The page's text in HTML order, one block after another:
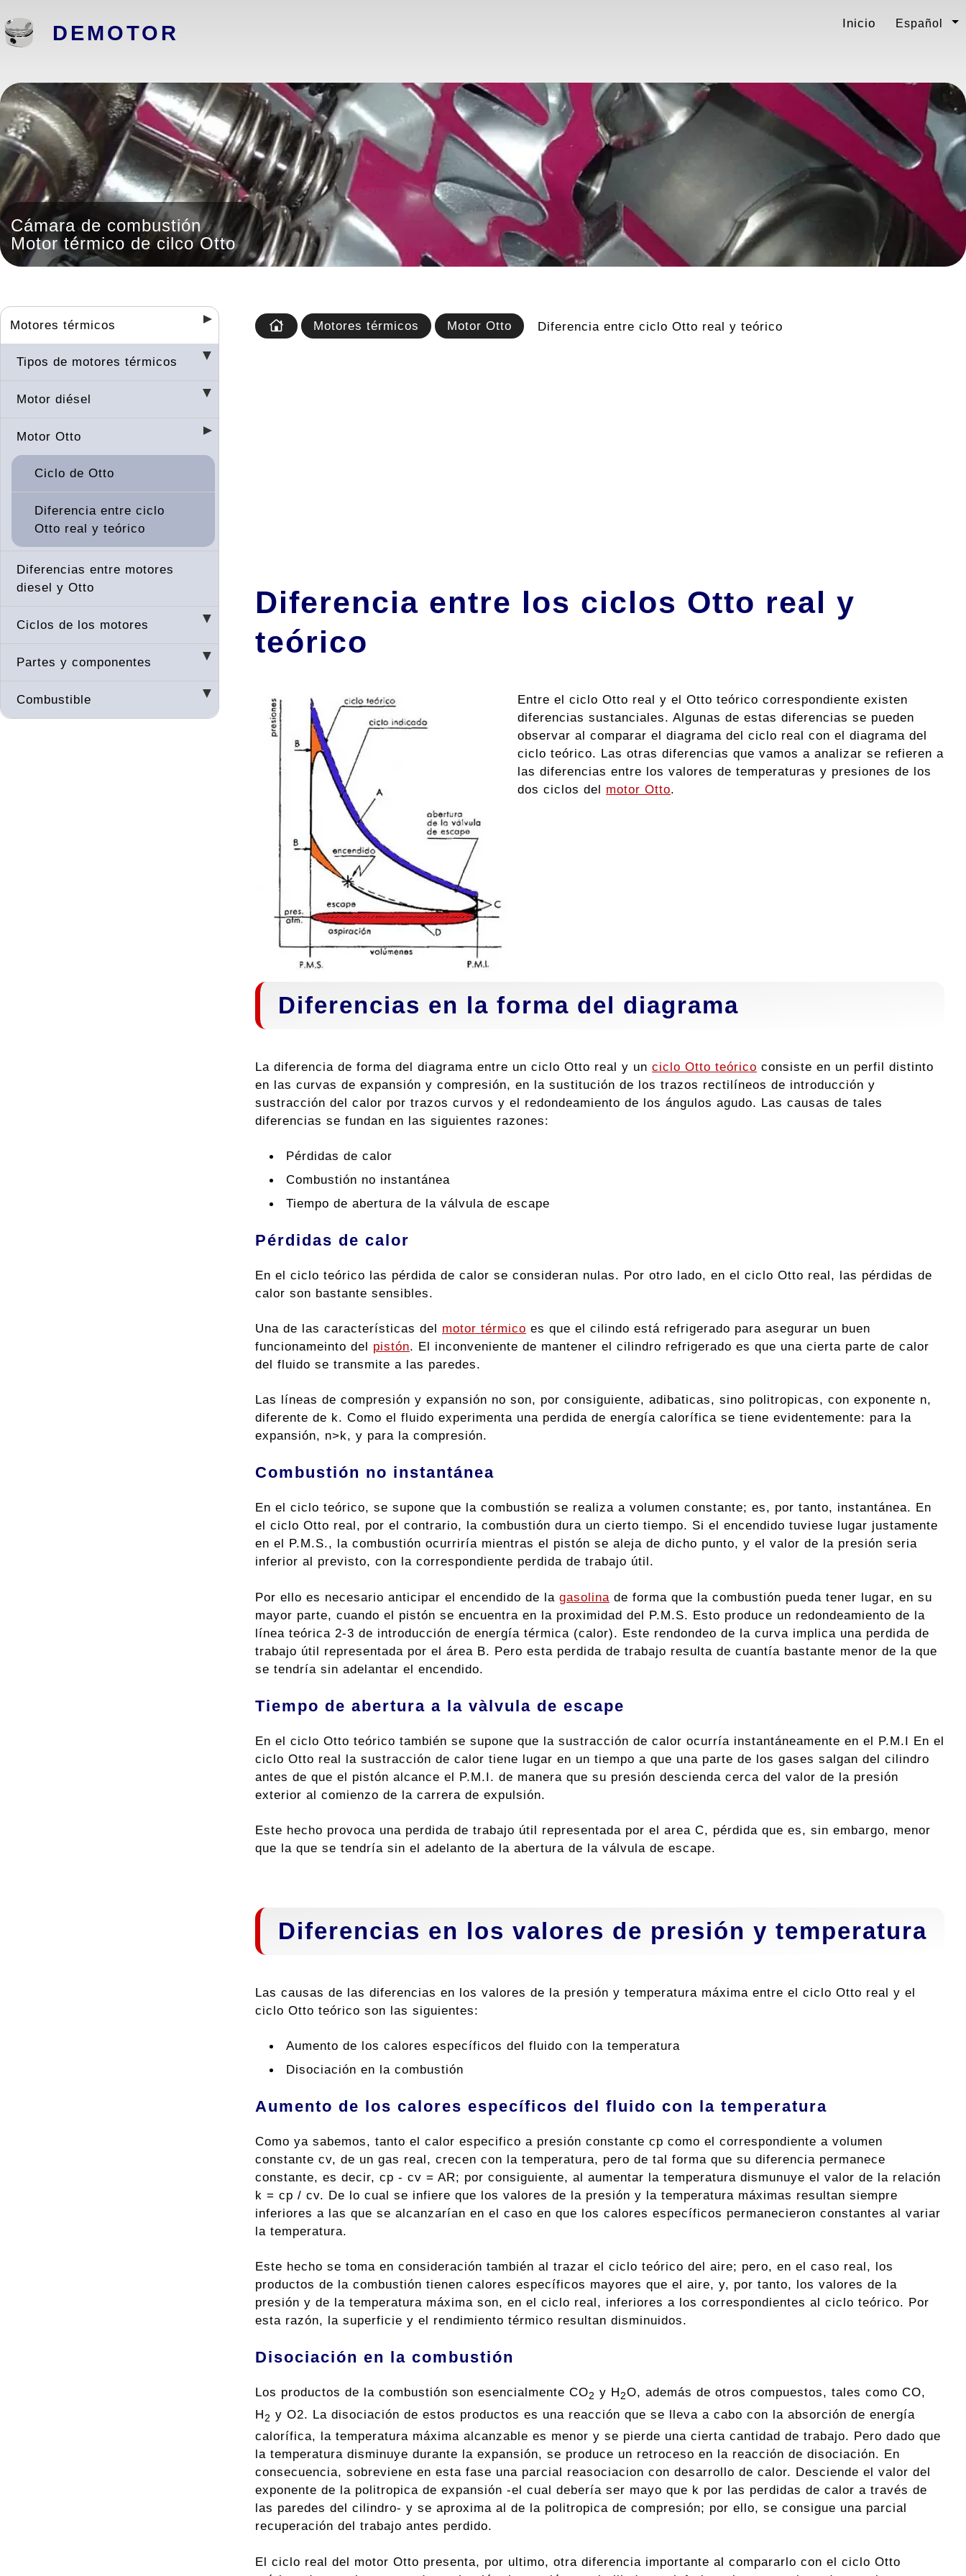
DEMOTOR Inicio Español
Cámara de combustión
Motor térmico de cilco Otto
Motores térmicos
Tipos de motores térmicos
Motor diésel
Motor Otto
Ciclo de Otto
Diferencia entre ciclo
Otto real y teórico
Diferencias entre motores
diesel y Otto
Ciclos de los motores
Partes y componentes
Combustible
Motores térmicos Motor Otto Diferencia entre ciclo Otto real y teórico
Diferencia entre los ciclos Otto real y
teórico
Entre el ciclo Otto real y el Otto teórico correspondiente existen
diferencias sustanciales. Algunas de estas diferencias se pueden
observar al comparar el diagrama del ciclo real con el diagrama del
ciclo teórico. Las otras diferencias que vamos a analizar se refieren a
las diferencias entre los valores de temperaturas y presiones de los
dos ciclos del motor Otto.
Diferencias en la forma del diagrama
La diferencia de forma del diagrama entre un ciclo Otto real y un ciclo Otto teórico consiste en un perfil distinto
en las curvas de expansión y compresión, en la sustitución de los trazos rectilíneos de introducción y
sustracción del calor por trazos curvos y el redondeamiento de los ángulos agudo. Las causas de tales
diferencias se fundan en las siguientes razones:
Pérdidas de calor
Combustión no instantánea
Tiempo de abertura de la válvula de escape
Pérdidas de calor
En el ciclo teórico las pérdida de calor se consideran nulas. Por otro lado, en el ciclo Otto real, las pérdidas de
calor son bastante sensibles.
Una de las características del motor térmico es que el cilindo está refrigerado para asegurar un buen
funcionameinto del pistón. El inconveniente de mantener el cilindro refrigerado es que una cierta parte de calor
del fluido se transmite a las paredes.
Las líneas de compresión y expansión no son, por consiguiente, adibaticas, sino politropicas, con exponente n,
diferente de k. Como el fluido experimenta una perdida de energía calorífica se tiene evidentemente: para la
expansión, n>k, y para la compresión.
Combustión no instantánea
En el ciclo teórico, se supone que la combustión se realiza a volumen constante; es, por tanto, instantánea. En
el ciclo Otto real, por el contrario, la combustión dura un cierto tiempo. Si el encendido tuviese lugar justamente
en el P.M.S., la combustión ocurriría mientras el pistón se aleja de dicho punto, y el valor de la presión seria
inferior al previsto, con la correspondiente perdida de trabajo útil.
Por ello es necesario anticipar el encendido de la gasolina de forma que la combustión pueda tener lugar, en su
mayor parte, cuando el pistón se encuentra en la proximidad del P.M.S. Esto produce un redondeamiento de la
línea teórica 2-3 de introducción de energía térmica (calor). Este rendondeo de la curva implica una perdida de
trabajo útil representada por el área B. Pero esta perdida de trabajo resulta de cuantía bastante menor de la que
se tendría sin adelantar el encendido.
Tiempo de abertura a la vàlvula de escape
En el ciclo Otto teórico también se supone que la sustracción de calor ocurría instantáneamente en el P.M.I En el
ciclo Otto real la sustracción de calor tiene lugar en un tiempo a que una parte de los gases salgan del cilindro
antes de que el pistón alcance el P.M.I. de manera que su presión descienda cerca del valor de la presión
exterior al comienzo de la carrera de expulsión.
Este hecho provoca una perdida de trabajo útil representada por el area C, pérdida que es, sin embargo, menor
que la que se tendría sin el adelanto de la abertura de la válvula de escape.
Diferencias en los valores de presión y temperatura
Las causas de las diferencias en los valores de la presión y temperatura máxima entre el ciclo Otto real y el
ciclo Otto teórico son las siguientes:
Aumento de los calores específicos del fluido con la temperatura
Disociación en la combustión
Aumento de los calores específicos del fluido con la temperatura
Como ya sabemos, tanto el calor especifico a presión constante cp como el correspondiente a volumen
constante cv, de un gas real, crecen con la temperatura, pero de tal forma que su diferencia permanece
constante, es decir, cp - cv = AR; por consiguiente, al aumentar la temperatura dismunuye el valor de la relación
k = cp / cv. De lo cual se infiere que los valores de la presión y la temperatura máximas resultan siempre
inferiores a las que se alcanzarían en el caso en que los calores específicos permanecieron constantes al variar
la temperatura.
Este hecho se toma en consideración también al trazar el ciclo teórico del aire; pero, en el caso real, los
productos de la combustión tienen calores específicos mayores que el aire, y, por tanto, los valores de la
presión y de la temperatura máxima son, en el ciclo real, inferiores a los correspondientes al ciclo teórico. Por
esta razón, la superficie y el rendimiento térmico resultan disminuidos.
Disociación en la combustión
Los productos de la combustión son esencialmente CO2 y H2O, además de otros compuestos, tales como CO,
H2 y O2. La disociación de estos productos es una reacción que se lleva a cabo con la absorción de energía
calorífica, la temperatura máxima alcanzable es menor y se pierde una cierta cantidad de trabajo. Pero dado que
la temperatura disminuye durante la expansión, se produce un retroceso en la reacción de disociación. En
consecuencia, sobreviene en esta fase una parcial reasociacion con desarrollo de calor. Desciende el valor del
exponente de la politropica de expansión -el cual debería ser mayo que k por las perdidas de calor a través de
las paredes del cilindro- y se aproxima al de la politropica de compresión; por ello, se consigue una parcial
recuperación del trabajo antes perdido.
El ciclo real del motor Otto presenta, por ultimo, otra diferencia importante al compararlo con el ciclo Otto